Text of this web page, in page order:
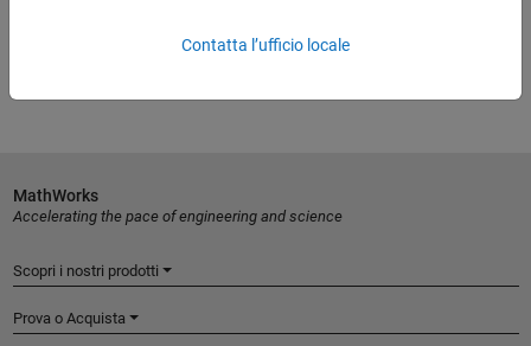
Contatta l’ufficio locale
MathWorks
Accelerating the pace of engineering and science
Scopri i nostri prodotti
Prova o Acquista